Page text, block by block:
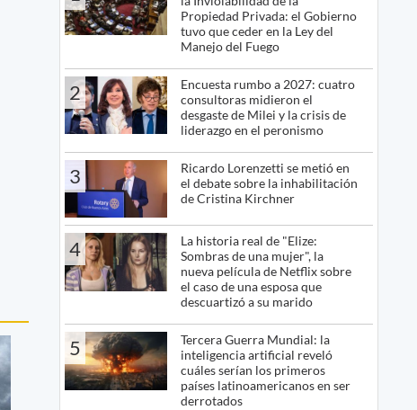
Propiedad Privada: el Gobierno
tuvo que ceder en la Ley del
Manejo del Fuego
2
Encuesta rumbo a 2027: cuatro
consultoras midieron el
desgaste de Milei y la crisis de
liderazgo en el peronismo
3
Ricardo Lorenzetti se metió en
el debate sobre la inhabilitación
de Cristina Kirchner
4
La historia real de "Elize:
Sombras de una mujer", la
nueva película de Netflix sobre
el caso de una esposa que
descuartizó a su marido
5
Tercera Guerra Mundial: la
inteligencia artificial reveló
cuáles serían los primeros
países latinoamericanos en ser
derrotados